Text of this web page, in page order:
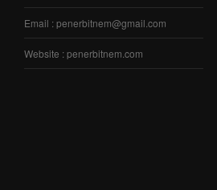
Email : penerbitnem@gmail.com
Website : penerbitnem.com